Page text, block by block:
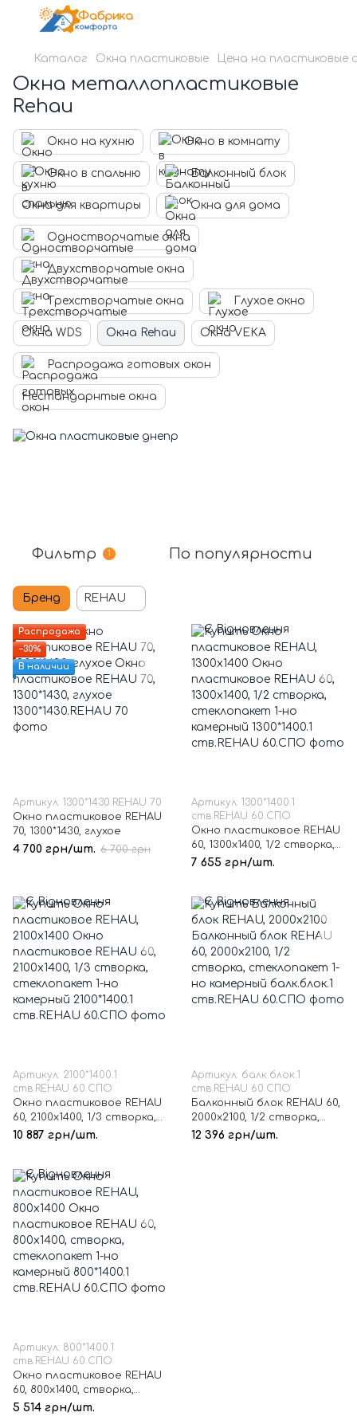
Каталог Окна пластиковые Цена на пластиковые
Окна металлопластиковые
Rehau
Окно на кухню Окно в комнату
Окно в спальню Балконный блок
Окна для квартиры Окна для дома
Одностворчатые окна
Двухстворчатые окна
Трехстворчатые окна Глухое окно
Окна WDS Окна Rehau Окна VEKA
Распродажа готовых окон
Нестандарнтые окна
Фильтр 1 По популярности
Бренд REHAU
Распродажа
−30%
В наличии
Артикул: 1300*1430.REHAU 70
Окно пластиковое REHAU
70, 1300*1430, глухое
4 700 грн/шт. 6 700 грн
Артикул: 1300*1400.1
ств.REHAU 60.СПО
Окно пластиковое REHAU
60, 1300х1400, 1/2 створка,
стеклопакет 1-но
7 655 грн/шт.
Артикул: 2100*1400.1
ств.REHAU 60.СПО
Окно пластиковое REHAU
60, 2100х1400, 1/3 створка,
стеклопакет 1-но
10 887 грн/шт.
Артикул: балк.блок.1
ств.REHAU 60.СПО
Балконный блок REHAU 60,
2000х2100, 1/2 створка,
стеклопакет 1-но
12 396 грн/шт.
Артикул: 800*1400.1
ств.REHAU 60.СПО
Окно пластиковое REHAU
60, 800х1400, створка,
стеклопакет 1-но
5 514 грн/шт.